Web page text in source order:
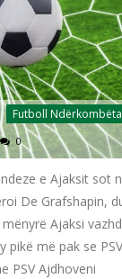
Futboll
0
e Ajaksit sot
De Grafshapin,
Ajaksi
pikë më pak se
PSV Ajdhoveni